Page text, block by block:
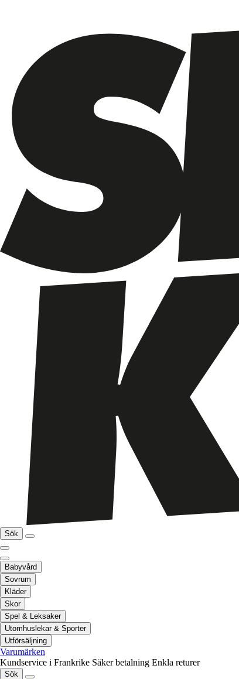
Sök
Babyvård
Sovrum
Kläder
Skor
Spel & Leksaker
Utomhuslekar & Sporter
Utförsäljning
Varumärken
Kundservice i Frankrike Säker betalning Enkla returer
Sök